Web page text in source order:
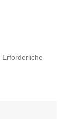
Erforderliche